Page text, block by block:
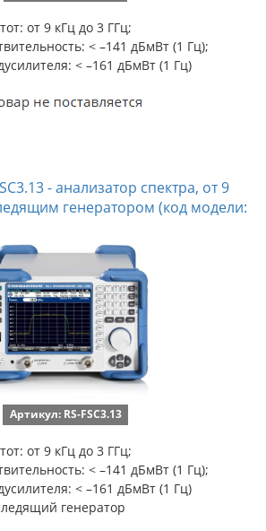
от 9 кГц до 3 ГГц;
< –141 дБмВт (1 Гц);
< –161 дБмВт (1 Гц)
- анализатор спектра, от 9
генератором (код модели:
Артикул: RS-FSC3.13
от 9 кГц до 3 ГГц;
< –141 дБмВт (1 Гц);
< –161 дБмВт (1 Гц)
генератор